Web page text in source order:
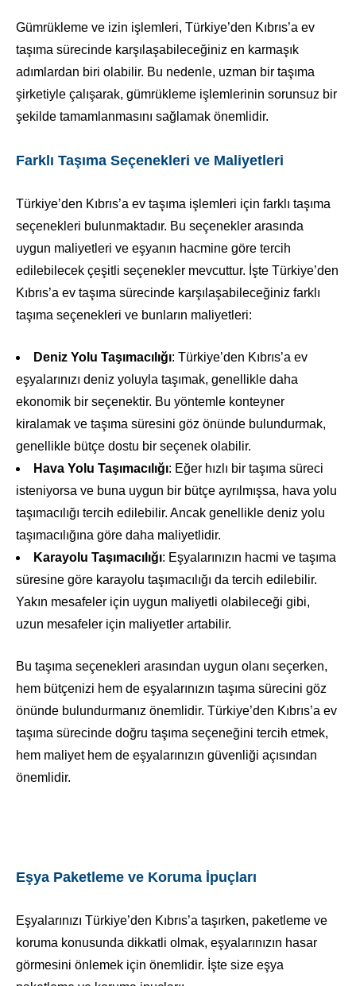
Gümrükleme ve izin işlemleri, Türkiye’den Kıbrıs’a ev
taşıma sürecinde karşılaşabileceğiniz en karmaşık
adımlardan biri olabilir. Bu nedenle, uzman bir taşıma
şirketiyle çalışarak, gümrükleme işlemlerinin sorunsuz bir
şekilde tamamlanmasını sağlamak önemlidir.
Farklı Taşıma Seçenekleri ve Maliyetleri
Türkiye’den Kıbrıs’a ev taşıma işlemleri için farklı taşıma
seçenekleri bulunmaktadır. Bu seçenekler arasında
uygun maliyetleri ve eşyanın hacmine göre tercih
edilebilecek çeşitli seçenekler mevcuttur. İşte Türkiye’den
Kıbrıs’a ev taşıma sürecinde karşılaşabileceğiniz farklı
taşıma seçenekleri ve bunların maliyetleri:
Deniz Yolu Taşımacılığı: Türkiye’den Kıbrıs’a ev
eşyalarınızı deniz yoluyla taşımak, genellikle daha
ekonomik bir seçenektir. Bu yöntemle konteyner
kiralamak ve taşıma süresini göz önünde bulundurmak,
genellikle bütçe dostu bir seçenek olabilir.
Hava Yolu Taşımacılığı: Eğer hızlı bir taşıma süreci
isteniyorsa ve buna uygun bir bütçe ayrılmışsa, hava yolu
taşımacılığı tercih edilebilir. Ancak genellikle deniz yolu
taşımacılığına göre daha maliyetlidir.
Karayolu Taşımacılığı: Eşyalarınızın hacmi ve taşıma
süresine göre karayolu taşımacılığı da tercih edilebilir.
Yakın mesafeler için uygun maliyetli olabileceği gibi,
uzun mesafeler için maliyetler artabilir.
Bu taşıma seçenekleri arasından uygun olanı seçerken,
hem bütçenizi hem de eşyalarınızın taşıma sürecini göz
önünde bulundurmanız önemlidir. Türkiye’den Kıbrıs’a ev
taşıma sürecinde doğru taşıma seçeneğini tercih etmek,
hem maliyet hem de eşyalarınızın güvenliği açısından
önemlidir.
Eşya Paketleme ve Koruma İpuçları
Eşyalarınızı Türkiye’den Kıbrıs’a taşırken, paketleme ve
koruma konusunda dikkatli olmak, eşyalarınızın hasar
görmesini önlemek için önemlidir. İşte size eşya